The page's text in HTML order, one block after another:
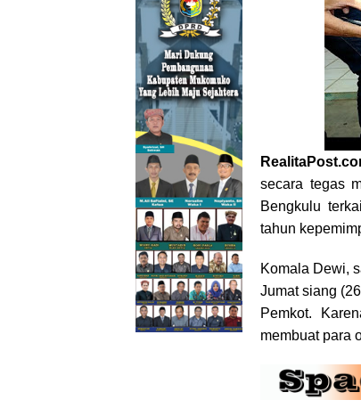
secara tegas
Bengkulu
tahun
Komala Dewi,
Jumat siang
Pemkot.
membuat para